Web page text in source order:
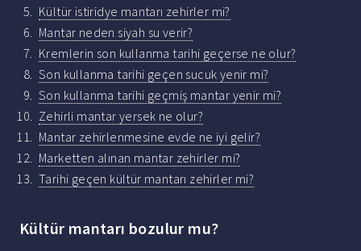
Kültür istiridye mantarı zehirler mi?
Mantar neden siyah su verir?
Kremlerin son kullanma tarihi geçerse ne olur?
Son kullanma tarihi geçen sucuk yenir mi?
Son kullanma tarihi geçmiş mantar yenir mi?
Zehirli mantar yersek ne olur?
Mantar zehirlenmesine evde ne iyi gelir?
Marketten alınan mantar zehirler mi?
Tarihi geçen kültür mantarı zehirler mi?
Kültür mantarı bozulur mu?